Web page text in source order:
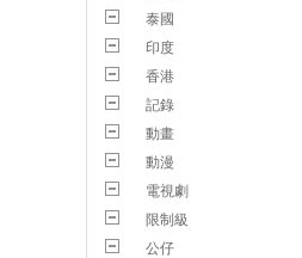
泰國
印度
香港
記錄
動畫
動漫
電視劇
限制級
公仔